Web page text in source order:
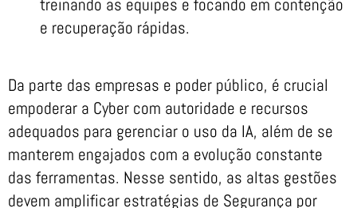
e recuperação rápidas.
Da parte das empresas e poder público, é crucial
empoderar a Cyber com autoridade e recursos
adequados para gerenciar o uso da IA, além de se
manterem engajados com a evolução constante
das ferramentas. Nesse sentido, as altas gestões
devem amplificar estratégias de Segurança por